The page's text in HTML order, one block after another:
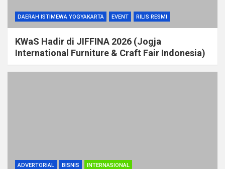
DAERAH ISTIMEWA YOGYAKARTA EVENT RILIS RESMI
KWaS Hadir di JIFFINA 2026 (Jogja
International Furniture & Craft Fair Indonesia)
ADVERTORIAL BISNIS INTERNASIONAL